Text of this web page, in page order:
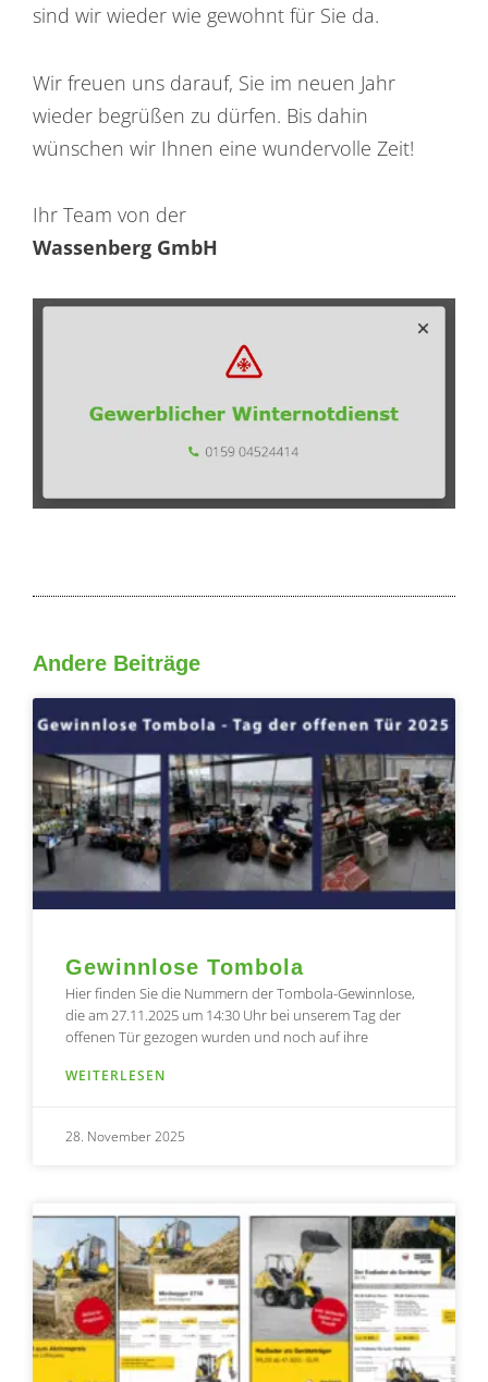
sind wir wieder wie gewohnt für Sie da.
Wir freuen uns darauf, Sie im neuen Jahr
wieder begrüßen zu dürfen. Bis dahin
wünschen wir Ihnen eine wundervolle Zeit!
Ihr Team von der
Wassenberg GmbH
Andere Beiträge
Gewinnlose Tombola
Hier finden Sie die Nummern der Tombola-Gewinnlose,
die am 27.11.2025 um 14:30 Uhr bei unserem Tag der
offenen Tür gezogen wurden und noch auf ihre
WEITERLESEN
28. November 2025
SeiteSeiteSeiteSeite